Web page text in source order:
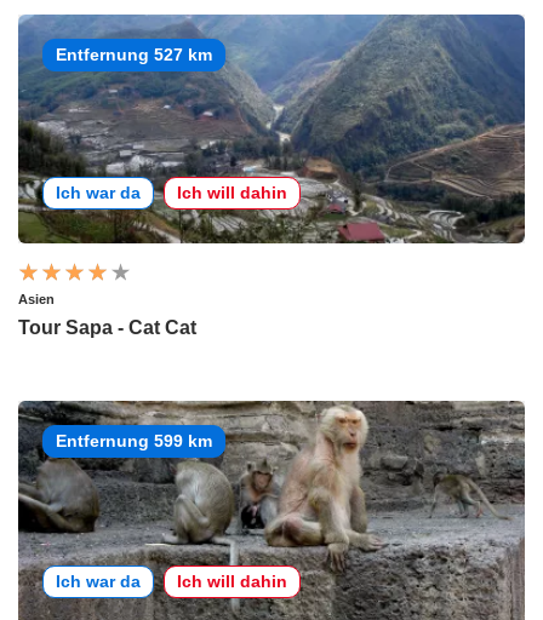
Entfernung 527 km
Ich war da Ich will dahin
Asien
Tour Sapa - Cat Cat
Entfernung 599 km
Ich war da Ich will dahin